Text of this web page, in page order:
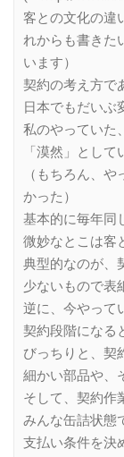
客との文化の違
れからも書きた
います）
契約の考え方で
日本でもだいぶ
私のやっていた
「漠然」として
（もちろん、
かった）
基本的に毎年同
微妙なとこは客
典型的なのが、
少ないもので表
逆に、今やって
契約段階になる
びっちりと、契
細かい部品や、
そして、契約作
みんな缶詰状態
支払い条件を決